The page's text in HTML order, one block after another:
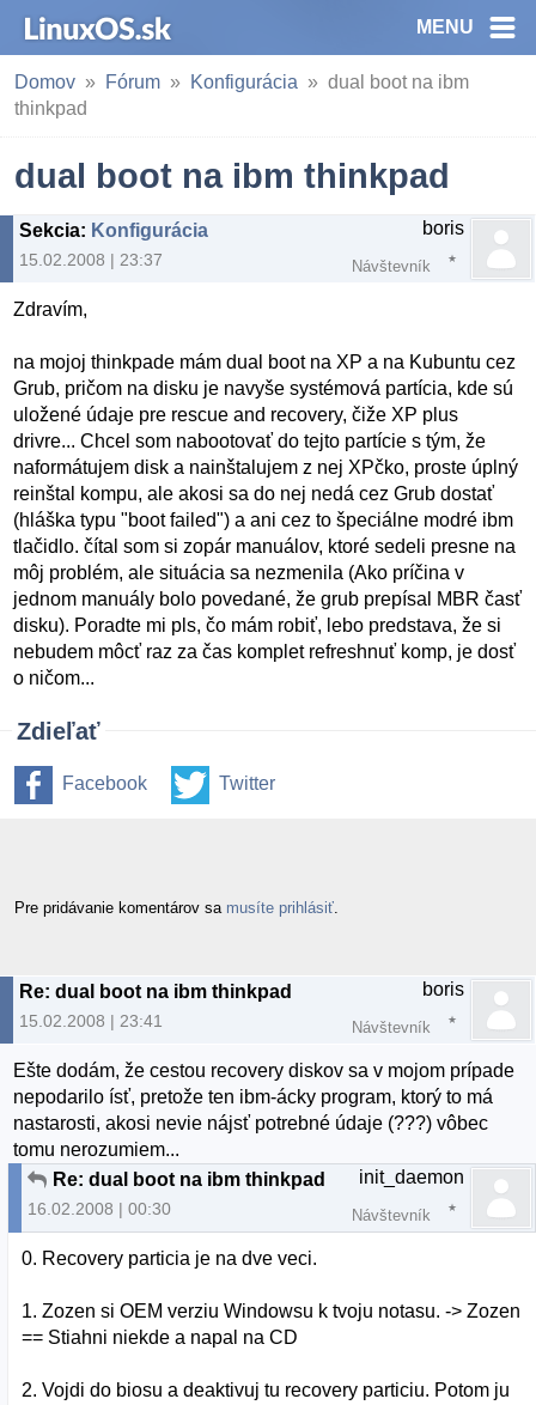
MENU
Domov Fórum Konfigurácia
dual boot na ibm
thinkpad
dual boot na ibm thinkpad
Sekcia: Konfigurácia
15.02.2008 | 23:37
boris
Návštevník
Zdravím,
na mojoj thinkpade mám dual boot na XP a na Kubuntu cez
Grub, pričom na disku je navyše systémová partícia, kde sú
uložené údaje pre rescue and recovery, čiže XP plus
drivre... Chcel som nabootovať do tejto partície s tým, že
naformátujem disk a nainštalujem z nej XPčko, proste úplný
reinštal kompu, ale akosi sa do nej nedá cez Grub dostať
(hláška typu "boot failed") a ani cez to špeciálne modré ibm
tlačidlo. čítal som si zopár manuálov, ktoré sedeli presne na
môj problém, ale situácia sa nezmenila (Ako príčina v
jednom manuály bolo povedané, že grub prepísal MBR časť
disku). Poradte mi pls, čo mám robiť, lebo predstava, že si
nebudem môcť raz za čas komplet refreshnuť komp, je dosť
o ničom...
Zdieľať
Facebook Twitter
Pre pridávanie komentárov sa musíte prihlásiť
Re: dual boot na ibm thinkpad
15.02.2008 | 23:41
boris
Návštevník
Ešte dodám, že cestou recovery diskov sa v mojom prípade
nepodarilo ísť, pretože ten ibm-ácky program, ktorý to má
nastarosti, akosi nevie nájsť potrebné údaje (???) vôbec
tomu nerozumiem...
Re: dual boot na ibm thinkpad
16.02.2008 | 00:30
init_daemon
Návštevník
0. Recovery particia je na dve veci.
1. Zozen si OEM verziu Windowsu k tvoju notasu. -> Zozen
== Stiahni niekde a napal na CD
2. Vojdi do biosu a deaktivuj tu recovery particiu. Potom ju